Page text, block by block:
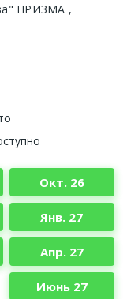
ПРИЗМА ,
Окт. 26
Янв. 27
Апр. 27
Июнь 27